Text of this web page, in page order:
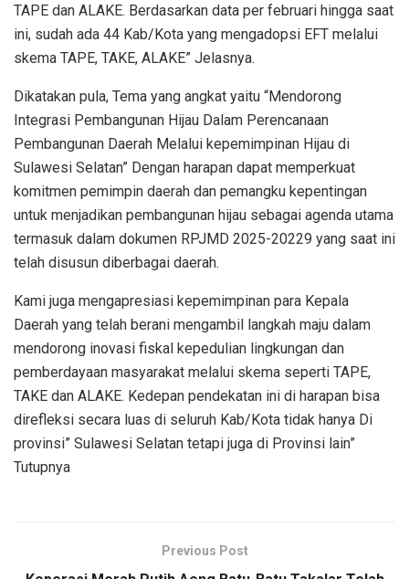
TAPE dan ALAKE. Berdasarkan data per februari hingga saat
ini, sudah ada 44 Kab/Kota yang mengadopsi EFT melalui
skema TAPE, TAKE, ALAKE” Jelasnya.
Dikatakan pula, Tema yang angkat yaitu “Mendorong
Integrasi Pembangunan Hijau Dalam Perencanaan
Pembangunan Daerah Melalui kepemimpinan Hijau di
Sulawesi Selatan” Dengan harapan dapat memperkuat
komitmen pemimpin daerah dan pemangku kepentingan
untuk menjadikan pembangunan hijau sebagai agenda utama
termasuk dalam dokumen RPJMD 2025-20229 yang saat ini
telah disusun diberbagai daerah.
Kami juga mengapresiasi kepemimpinan para Kepala
Daerah yang telah berani mengambil langkah maju dalam
mendorong inovasi fiskal kepedulian lingkungan dan
pemberdayaan masyarakat melalui skema seperti TAPE,
TAKE dan ALAKE. Kedepan pendekatan ini di harapan bisa
direfleksi secara luas di seluruh Kab/Kota tidak hanya Di
provinsi” Sulawesi Selatan tetapi juga di Provinsi lain”
Tutupnya
Previous Post